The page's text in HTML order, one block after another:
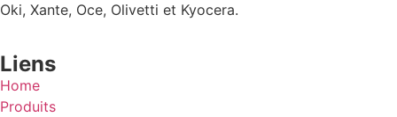
Oki, Xante, Oce, Olivetti et Kyocera.
Liens
Home
Produits